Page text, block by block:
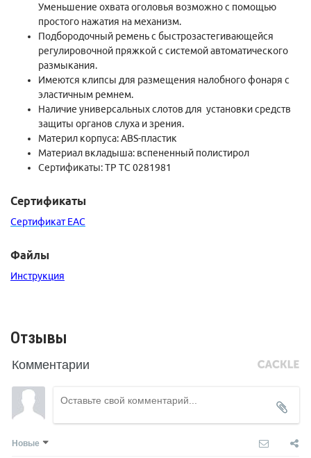
Уменьшение охвата оголовья возможно с помощью
простого нажатия на механизм.
Подбородочный ремень с быстрозастегивающейся
регулировочной пряжкой с системой автоматического
размыкания.
Имеются клипсы для размещения налобного фонаря с
эластичным ремнем.
Наличие универсальных слотов для установки средств
защиты органов слуха и зрения.
Материл корпуса: ABS-пластик
Материал вкладыша: вспененный полистирол
Сертификаты:ТР ТС 0281981
Сертификаты
Сертификат EAC
Файлы
Инструкция
Отзывы
Комментарии
Новые